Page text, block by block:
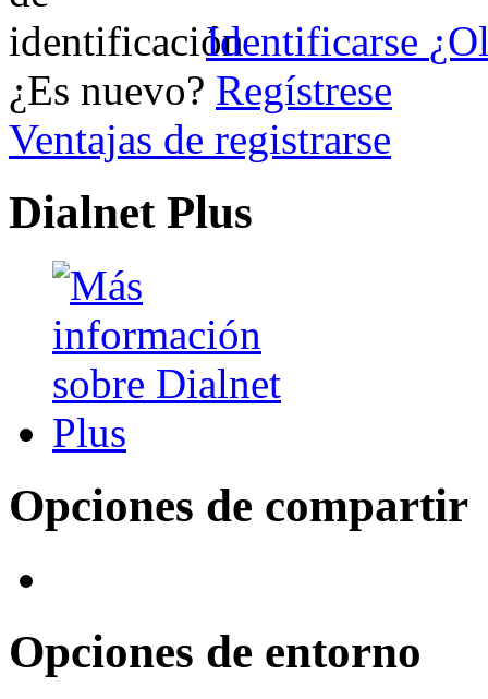
Identificarse
¿Es nuevo? Regístrese
Ventajas de registrarse
Dialnet Plus
Opciones de compartir
Opciones de entorno